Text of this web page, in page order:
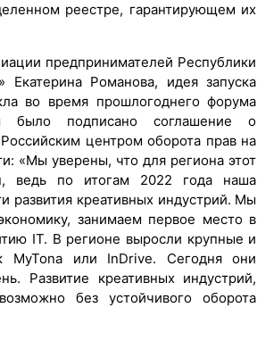
реестре, гарантирующем их
предпринимателей Республики
Романова, идея запуска
во время прошлогоднего форума
было подписано соглашение о
центром оборота прав на
«Мы уверены, что для региона этот
ведь по итогам 2022 года наша
развития креативных индустрий. Мы
занимаем первое место в
IT. В регионе выросли крупные и
MyTona или InDrive. Сегодня они
Развитие креативных индустрий,
без устойчивого оборота